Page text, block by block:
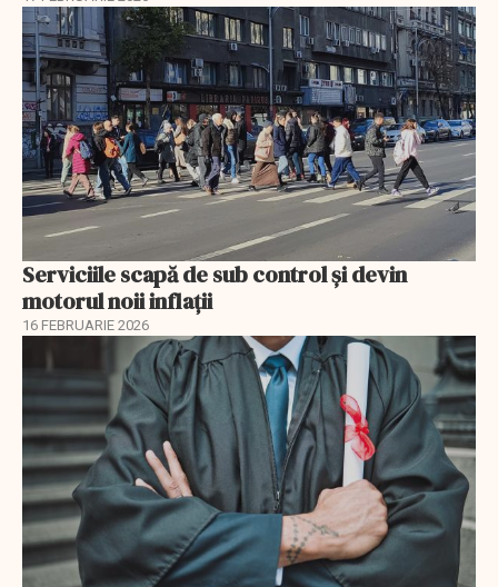
Serviciile scapă de sub control și devin
motorul noii inflații
16 FEBRUARIE 2026